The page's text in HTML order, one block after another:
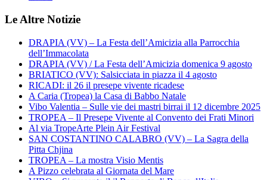
Le Altre Notizie
DRAPIA (VV) – La Festa dell’Amicizia alla Parrocchia
dell’Immacolata
DRAPIA (VV) / La Festa dell’Amicizia domenica 9 agosto
BRIATICO (VV): Salsicciata in piazza il 4 agosto
RICADI: il 26 il presepe vivente ricadese
A Caria (Tropea) la Casa di Babbo Natale
Vibo Valentia – Sulle vie dei mastri birrai il 12 dicembre 2025
TROPEA – Il Presepe Vivente al Convento dei Frati Minori
Al via TropeArte Plein Air Festival
SAN COSTANTINO CALABRO (VV) – La Sagra della
Pitta Chjina
TROPEA – La mostra Visio Mentis
A Pizzo celebrata al Giornata del Mare